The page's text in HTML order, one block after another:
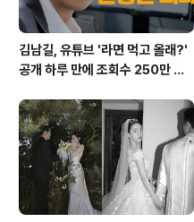
김남길, 유튜브 '라면 먹고 올래?'
공개 하루 만에 조회수 250만 돌